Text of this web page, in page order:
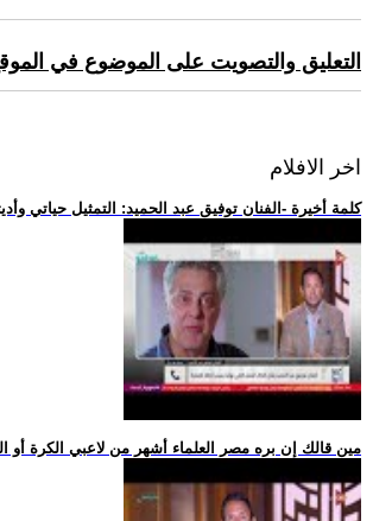
التعليق والتصويت على الموضوع في
اخر الافلام
.. كلمة أخيرة -الفنان توفيق عبد الحميد: التمثيل حياتي
.. مين قالك إن بره مصر العلماء أشهر من لاعبي الكرة أو